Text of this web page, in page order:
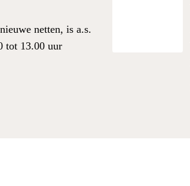
netten, is a.s.
tot 13.00 uur